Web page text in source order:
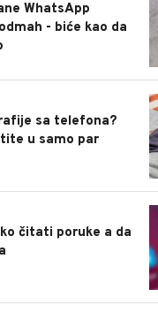
WhatsApp
- biće kao da
sa telefona?
u samo par
čitati poruke a da